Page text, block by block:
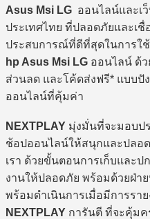
Asus Msi LG ออนไลน์และเ
ประเทศไทย ที่ปลอดภัยและเชื่
ประสบการณ์ที่ดีที่สุดในการใ
hp Asus Msi LG ออนไลน์ ด้
ส่วนลด และโค้ดส่งฟรี* แบบปั
ออนไลน์ที่คุ้มค่า
NEXTPLAY มุ่งมั่นที่จะมอบป
ช้อปออนไลน์ให้สนุกและปลอ
เรา ด้วยขั้นตอนการเก็บและ
งานให้ปลอดภัย พร้อมด้วยฝ่า
พร้อมดำเนินการเมื่อมีการรา
NEXTPLAY การันตี ที่จะคุ้มค